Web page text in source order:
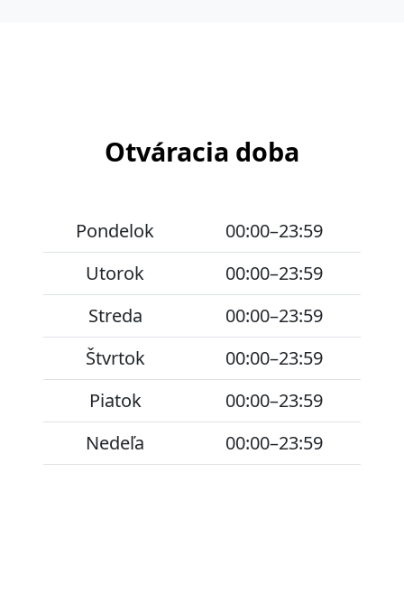
Otváracia doba
Pondelok
00:00–23:59
Utorok
00:00–23:59
Streda
00:00–23:59
Štvrtok
00:00–23:59
Piatok
00:00–23:59
Nedeľa
00:00–23:59